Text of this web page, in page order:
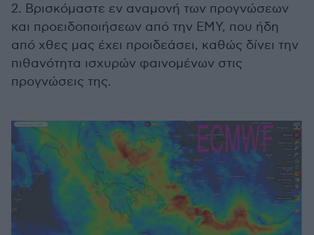
2. Βρισκόμαστε εν αναμονή των προγνώσεων
και προειδοποιήσεων από την ΕΜΥ, που ήδη
από χθες μας έχει προιδεάσει, καθώς δίνει την
πιθανότητα ισχυρών φαινομένων στις
προγνώσεις της.